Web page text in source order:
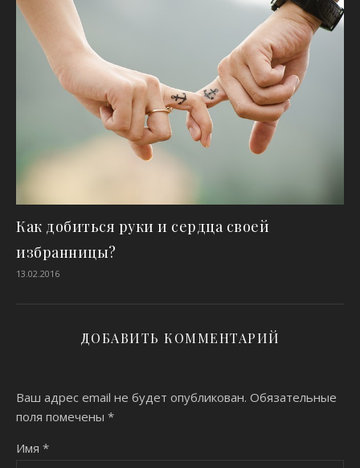
Как добиться руки и сердца своей
избранницы?
13.02.2016
ДОБАВИТЬ КОММЕНТАРИЙ
Ваш адрес email не будет опубликован. Обязательные
поля помечены *
Имя *